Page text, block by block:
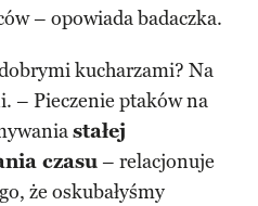
– opowiada badaczka.
kucharzami? Na
– Pieczenie ptaków na
stałej
czasu– relacjonuje
że oskubałyśmy